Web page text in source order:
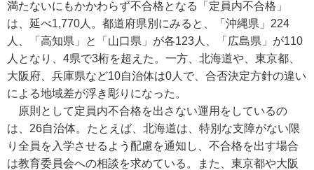
満たないにもかかわらず不合格となる「定員内不合格」
は、延べ1,770人。都道府県別にみると、「沖縄県」224
人、「高知県」と「山口県」が各123人、「広島県」が110
人となり、4県で3桁を超えた。一方、北海道や、東京都、
大阪府、兵庫県など10自治体は0人で、合否決定方針の違い
による地域差が浮き彫りになった。
原則として定員内不合格を出さない運用をしているの
は、26自治体。たとえば、北海道は、特別な支障がない限
り全員を入学させるよう配慮を通知し、不合格を出す場合
は教育委員会への相談を求めている。また、東京都や大阪